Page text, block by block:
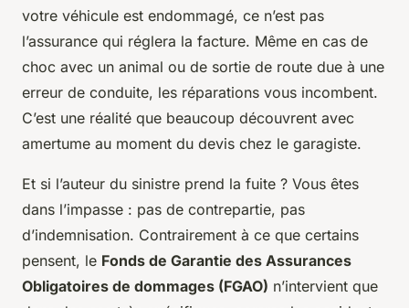
votre véhicule est endommagé, ce n’est pas
l’assurance qui réglera la facture. Même en cas de
choc avec un animal ou de sortie de route due à une
erreur de conduite, les réparations vous incombent.
C’est une réalité que beaucoup découvrent avec
amertume au moment du devis chez le garagiste.
Et si l’auteur du sinistre prend la fuite ? Vous êtes
dans l’impasse : pas de contrepartie, pas
d’indemnisation. Contrairement à ce que certains
pensent, le Fonds de Garantie des Assurances
Obligatoires de dommages (FGAO) n’intervient que